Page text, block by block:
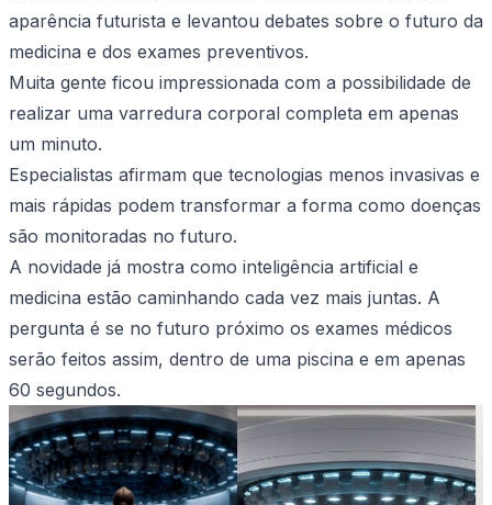
aparência futurista e levantou debates sobre o futuro da
medicina e dos exames preventivos.
Muita gente ficou impressionada com a possibilidade de
realizar uma varredura corporal completa em apenas
um minuto.
Especialistas afirmam que tecnologias menos invasivas e
mais rápidas podem transformar a forma como doenças
são monitoradas no futuro.
A novidade já mostra como inteligência artificial e
medicina estão caminhando cada vez mais juntas. A
pergunta é se no futuro próximo os exames médicos
serão feitos assim, dentro de uma piscina e em apenas
60 segundos.